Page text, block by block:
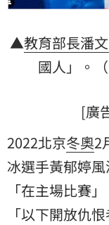
▲教育部長潘
國人」。
[廣
2022北京冬奧2
冰選手黃郁婷
「在主場比賽
「以下開放仇